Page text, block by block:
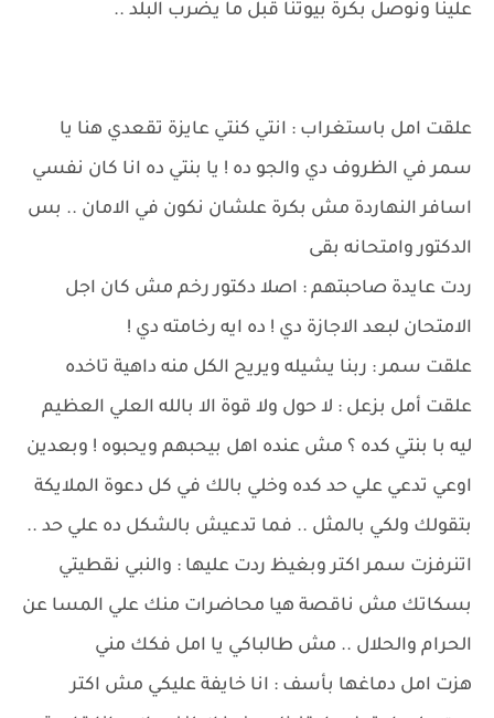
علينا ونوصل بكرة بيوتنا قبل ما يضرب البلد ..
علقت امل باستغراب : انتي كنتي عايزة تقعدي هنا يا
سمر في الظروف دي والجو ده ! يا بنتي ده انا كان نفسي
اسافر النهاردة مش بكرة علشان نكون في الامان .. بس
الدكتور وامتحانه بقى
ردت عايدة صاحبتهم : اصلا دكتور رخم مش كان اجل
الامتحان لبعد الاجازة دي ! ده ايه رخامته دي !
علقت سمر : ربنا يشيله ويريح الكل منه داهية تاخده
علقت أمل بزعل : لا حول ولا قوة الا بالله العلي العظيم
ليه با بنتي كده ؟ مش عنده اهل بيحبهم ويحبوه ! وبعدين
اوعي تدعي علي حد كده وخلي بالك في كل دعوة الملايكة
بتقولك ولكي بالمثل .. فما تدعيش بالشكل ده علي حد ..
اتنرفزت سمر اكتر وبغيظ ردت عليها : والنبي نقطيتي
بسكاتك مش ناقصة هيا محاضرات منك علي المسا عن
الحرام والحلال .. مش طالباكي يا امل فكك مني
هزت امل دماغها بأسف : انا خايفة عليكي مش اكتر